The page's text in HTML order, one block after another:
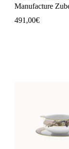
Manufacture
491,00€